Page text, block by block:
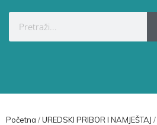
Početna /UREDSKI PRIBOR I NAMJEŠTAJ /